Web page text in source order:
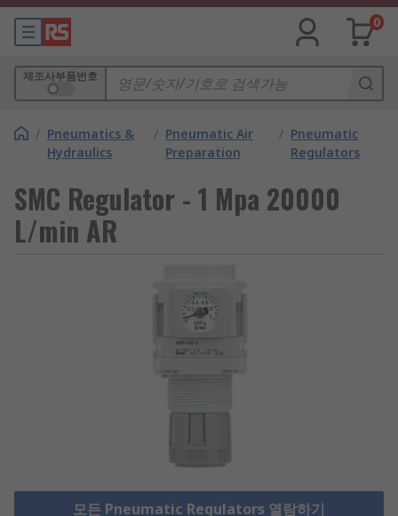
0
제조사부품번호
/ Pneumatics &
Hydraulics
/ Pneumatic Air
Preparation
/ Pneumatic
Regulators
SMC Regulator - 1 Mpa 20000
L/min AR
모든 Pneumatic Regulators 열람하기